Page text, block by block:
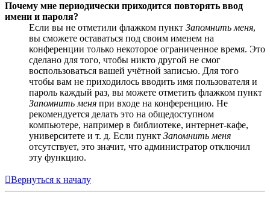
Почему мне периодически приходится повторять ввод
имени и пароля?
Если вы не отметили флажком пункт Запомнить меня,
вы сможете оставаться под своим именем на
конференции только некоторое ограниченное время. Это
сделано для того, чтобы никто другой не смог
воспользоваться вашей учётной записью. Для того
чтобы вам не приходилось вводить имя пользователя и
пароль каждый раз, вы можете отметить флажком пункт
Запомнить меня при входе на конференцию. Не
рекомендуется делать это на общедоступном
компьютере, например в библиотеке, интернет-кафе,
университете и т. д. Если пункт Запомнить меня
отсутствует, это значит, что администратор отключил
эту функцию.
Вернуться к началу